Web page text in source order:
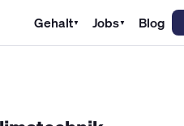
Gehalt▼ Jobs▼ Blog